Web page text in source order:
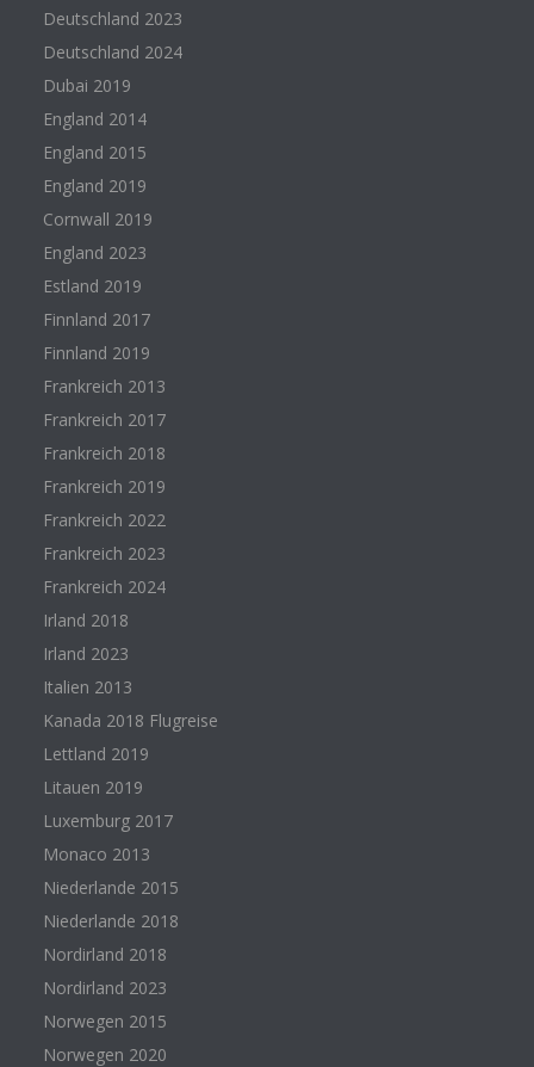
Deutschland 2023
Deutschland 2024
Dubai 2019
England 2014
England 2015
England 2019
Cornwall 2019
England 2023
Estland 2019
Finnland 2017
Finnland 2019
Frankreich 2013
Frankreich 2017
Frankreich 2018
Frankreich 2019
Frankreich 2022
Frankreich 2023
Frankreich 2024
Irland 2018
Irland 2023
Italien 2013
Kanada 2018 Flugreise
Lettland 2019
Litauen 2019
Luxemburg 2017
Monaco 2013
Niederlande 2015
Niederlande 2018
Nordirland 2018
Nordirland 2023
Norwegen 2015
Norwegen 2020